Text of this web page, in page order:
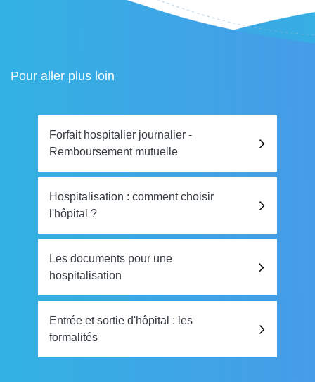
Pour aller plus loin
Forfait hospitalier journalier -
Remboursement mutuelle
Hospitalisation : comment choisir
l'hôpital ?
Les documents pour une
hospitalisation
Entrée et sortie d'hôpital : les
formalités